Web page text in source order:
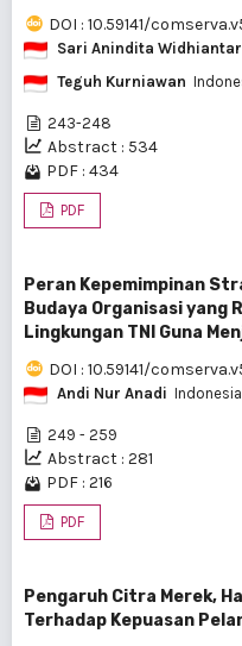
DOI : 10.59141/
Sari Anindita
Teguh Kurniawan
243-248
Abstract : 534
PDF : 434
PDF
Peran Kepemimpinan
Budaya Organisasi yang
Lingkungan TNI Guna
DOI : 10.59141/
Andi Nur Anadi Indonesia
249 - 259
Abstract : 281
PDF : 216
PDF
Pengaruh Citra Merek,
Terhadap Kepuasan